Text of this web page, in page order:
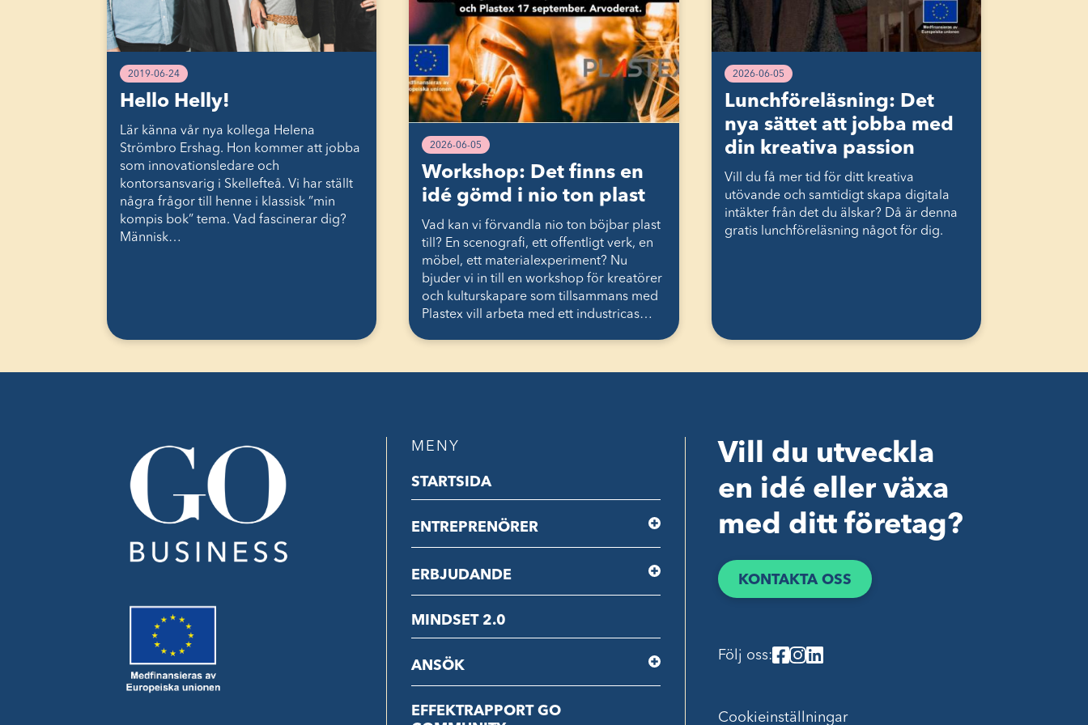
2019-06-24
Hello Helly!
Lär känna vår nya kollega Helena
Strömbro Ershag. Hon kommer att jobba
som innovationsledare och
kontorsansvarig i Skellefteå. Vi har ställt
några frågor till henne i klassisk ”min
kompis bok” tema. Vad fascinerar dig?
Människ…
2026-06-05
Workshop: Det finns en
idé gömd i nio ton plast
Vad kan vi förvandla nio ton böjbar plast
till? En scenografi, ett offentligt verk, en
möbel, ett materialexperiment? Nu
bjuder vi in till en workshop för kreatörer
och kulturskapare som tillsammans med
Plastex vill arbeta med ett industricas…
2026-06-05
Lunchföreläsning: Det
nya sättet att jobba med
din kreativa passion
Vill du få mer tid för ditt kreativa
utövande och samtidigt skapa digitala
intäkter från det du älskar? Då är denna
gratis lunchföreläsning något för dig.
MENY
STARTSIDA
ENTREPRENÖRER
ERBJUDANDE
MINDSET 2.0
ANSÖK
EFFEKTRAPPORT GO
Vill du utveckla
en idé eller växa
med ditt företag?
KONTAKTA OSS
Följ oss:
Cookieinställningar